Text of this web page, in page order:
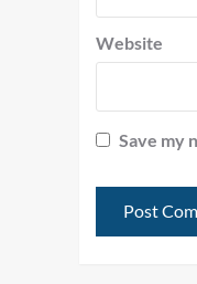
Website
Save my